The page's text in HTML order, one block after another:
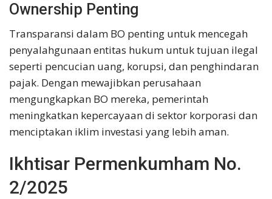
Ownership Penting
Transparansi dalam BO penting untuk mencegah
penyalahgunaan entitas hukum untuk tujuan ilegal
seperti pencucian uang, korupsi, dan penghindaran
pajak. Dengan mewajibkan perusahaan
mengungkapkan BO mereka, pemerintah
meningkatkan kepercayaan di sektor korporasi dan
menciptakan iklim investasi yang lebih aman.
Ikhtisar Permenkumham No.
2/2025